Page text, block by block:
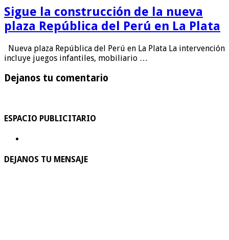
Sigue la construcción de la nueva
plaza República del Perú en La Plata
Nueva plaza República del Perú en La Plata La intervención
incluye juegos infantiles, mobiliario …
Dejanos tu comentario
ESPACIO PUBLICITARIO
DEJANOS TU MENSAJE